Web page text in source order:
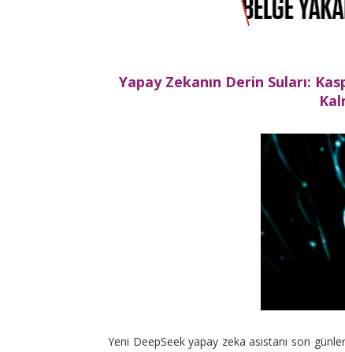
Yapay Zekanın Derin Suları:
Yeni DeepSeek yapay zeka asistanı son